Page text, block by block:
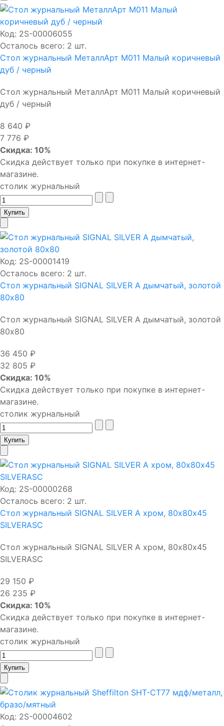
Код: 2S-00006055
Осталось всего: 2 шт.
Стол журнальный МеталлАрт М011 Малый коричневый
дуб / черный
Стол журнальный МеталлАрт М011 Малый коричневый
дуб / черный
8 640 ₽
7 776 ₽
Скидка: 10%
Скидка действует только при покупке в интернет-
магазине.
столик журнальный
Код: 2S-00001419
Осталось всего: 2 шт.
Стол журнальный SIGNAL SILVER A дымчатый, золотой
80х80
Стол журнальный SIGNAL SILVER A дымчатый, золотой
80х80
36 450 ₽
32 805 ₽
Скидка: 10%
Скидка действует только при покупке в интернет-
магазине.
столик журнальный
Код: 2S-00000268
Осталось всего: 2 шт.
Стол журнальный SIGNAL SILVER A хром, 80х80х45
SILVERASC
Стол журнальный SIGNAL SILVER A хром, 80х80х45
SILVERASC
29 150 ₽
26 235 ₽
Скидка: 10%
Скидка действует только при покупке в интернет-
магазине.
столик журнальный
Код: 2S-00004602